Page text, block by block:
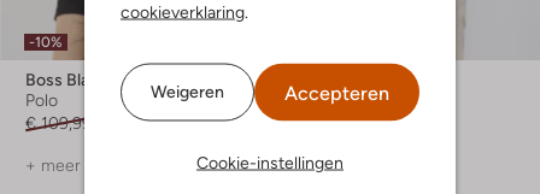
cookieverklaring
Weigeren Accepteren
Cookie-instellingen
-10%
Boss Black
Polo
€ 109,99
€ 98,99
+ meer kleuren
Polo
€ 109,99 € 65,99
+ meer kleuren